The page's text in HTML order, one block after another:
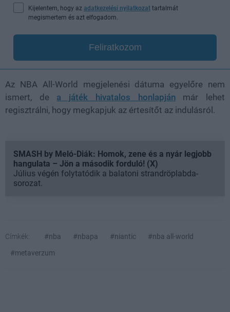
Kijelentem, hogy az adatkezelési nyilatkozat tartalmát
megismertem és azt elfogadom.
Feliratkozom
Az NBA All-World megjelenési dátuma egyelőre nem
ismert, de a játék hivatalos honlapjánmár lehet
regisztrálni, hogy megkapjuk az értesítőt az indulásról.
SMASH by Meló-Diák: Homok, zene és a nyár legjobb
hangulata – Jön a második forduló! (X)
Július végén folytatódik a balatoni strandröplabda-
sorozat.
Címkék: #nba #nbapa #niantic
#nba all-world
#metaverzum